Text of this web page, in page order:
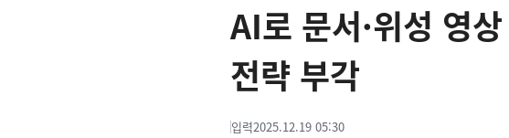
AI로 문서·위성 영
전략 부각
입력2025.12.19 05:30